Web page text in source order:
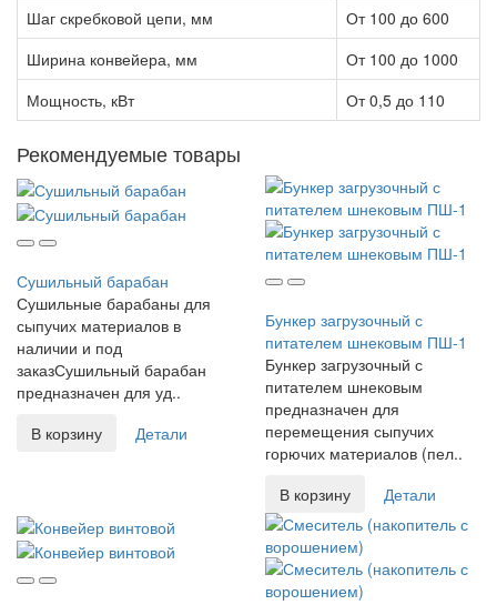
Шаг скребковой цепи, мм
От 100 до 600
Ширина конвейера, мм
От 100 до 1000
Мощность, кВт
От 0,5 до 110
Рекомендуемые товары
Сушильный барабан
Сушильные барабаны для
сыпучих материалов в
наличии и под
заказСушильный барабан
предназначен для уд..
В корзину
Детали
Бункер загрузочный с
питателем шнековым ПШ-1
Бункер загрузочный с
питателем шнековым
предназначен для
перемещения сыпучих
горючих материалов (пел..
В корзину
Детали